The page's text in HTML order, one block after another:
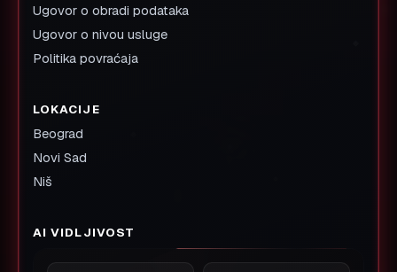
Ugovor o obradi podataka
Ugovor o nivou usluge
Politika povraćaja
LOKACIJE
Beograd
Novi Sad
Niš
AI VIDLJIVOST